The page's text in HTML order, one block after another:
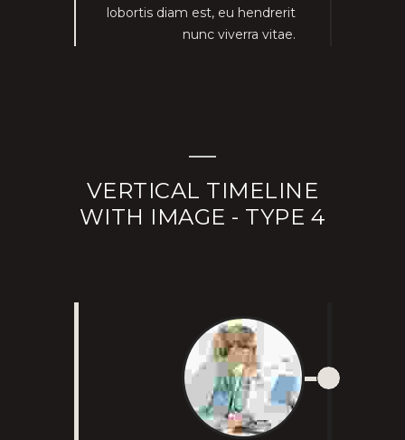
lobortis diam est, eu hendrerit
nunc viverra vitae.
VERTICAL TIMELINE
WITH IMAGE - TYPE 4